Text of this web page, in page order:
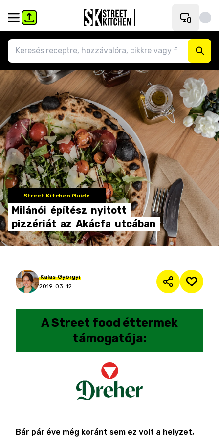
Street Kitchen Guide
Milánói építész nyitott
pizzériát az Akácfa utcában
Kalas Györgyi
2019. 03. 12.
AStreet food éttermek
támogatója:
Bár pár éve még koránt sem ez volt a helyzet,